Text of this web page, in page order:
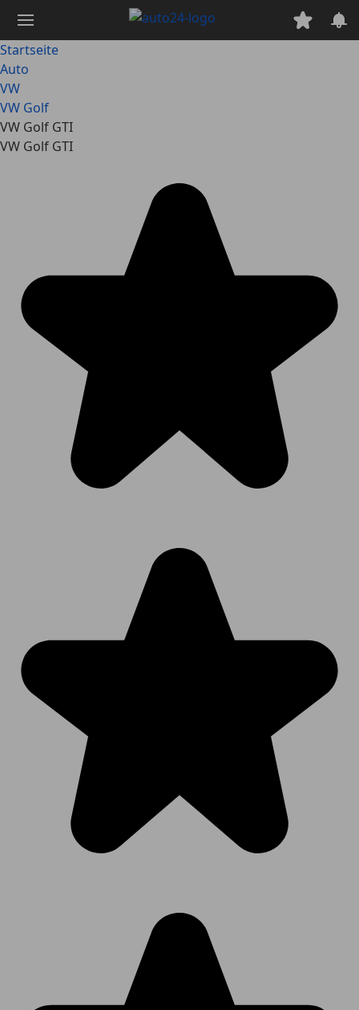
Hauptinhalt
springen
Startseite
Auto
VW
VW Golf
VW Golf GTI
VW Golf GTI